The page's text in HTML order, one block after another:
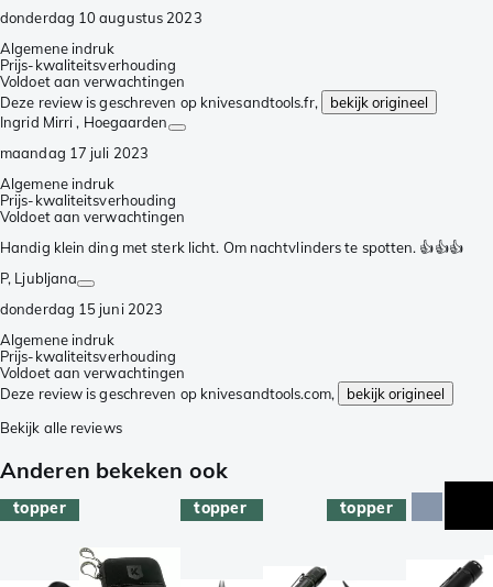
donderdag 10 augustus 2023
Algemene indruk
Prijs-kwaliteitsverhouding
Voldoet aan verwachtingen
Deze review is geschreven op knivesandtools.fr,
bekijk origineel
Ingrid Mirri , Hoegaarden
maandag 17 juli 2023
Algemene indruk
Prijs-kwaliteitsverhouding
Voldoet aan verwachtingen
Handig klein ding met sterk licht. Om nachtvlinders te spotten. 👍👍👍
P, Ljubljana
donderdag 15 juni 2023
Algemene indruk
Prijs-kwaliteitsverhouding
Voldoet aan verwachtingen
Deze review is geschreven op knivesandtools.com,
bekijk origineel
Bekijk alle reviews
Anderen bekeken ook
topper topper topper